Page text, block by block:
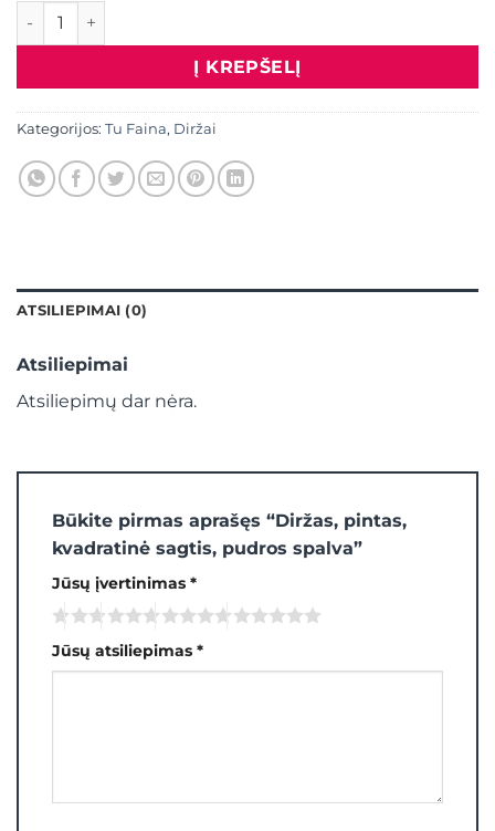
produkto kiekis: Diržas, pintas, kvadratinė sagtis, pudros
Į KREPŠELĮ
Kategorijos: Tu Faina, Diržai
ATSILIEPIMAI (0)
Atsiliepimai
Atsiliepimų dar nėra.
Būkite pirmas aprašęs “Diržas, pintas,
kvadratinė sagtis, pudros spalva”
Jūsų įvertinimas *
Jūsų atsiliepimas *